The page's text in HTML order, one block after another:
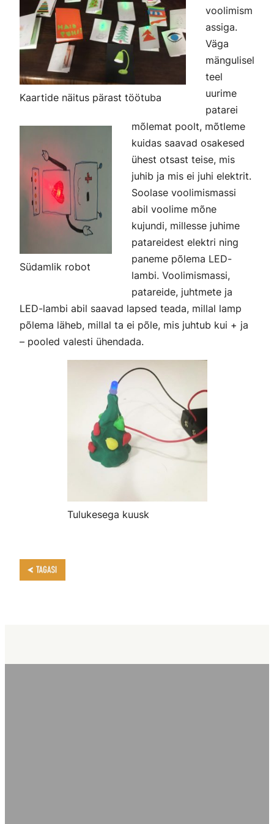
Kaartide näitus pärast töötuba
Südamlik robot
voolimism
assiga.
Väga
mängulisel
teel
uurime
patarei
mõlemat poolt, mõtleme
kuidas saavad osakesed
ühest otsast teise, mis
juhib ja mis ei juhi elektrit.
Soolase voolimismassi
abil voolime mõne
kujundi, millesse juhime
patareidest elektri ning
paneme põlema LED-
lambi. Voolimismassi,
patareide, juhtmete ja
LED-lambi abil saavad lapsed teada, millal lamp
põlema läheb, millal ta ei põle, mis juhtub kui + ja
– pooled valesti ühendada.
Tulukesega kuusk